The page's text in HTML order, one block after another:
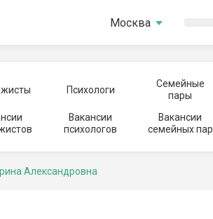
Москва
Психологи
Семейные
пары
Вакансии
психологов
Вакансии
семейных пар
Александровна